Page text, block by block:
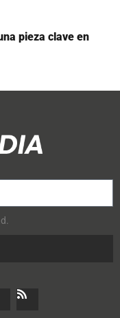
pieza clave en